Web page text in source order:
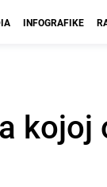
INFOGRAFIKE
kojoj